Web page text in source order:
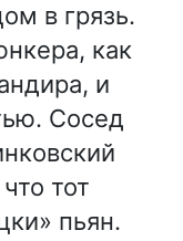
в грязь.
как
и
Сосед
тот
пьян.